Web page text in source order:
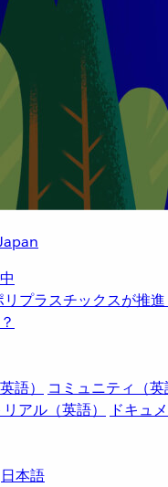
プラスチックスが推
語）
コミュニティ（英
アル（英語）
ドキュ
日本語